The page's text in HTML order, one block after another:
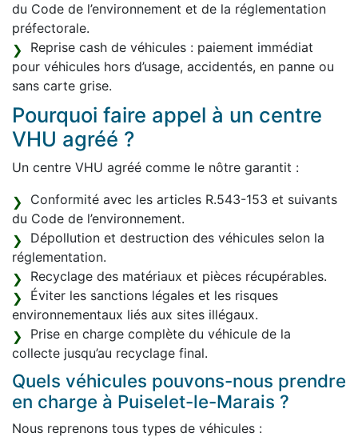
du Code de l’environnement et de la réglementation
préfectorale.
Reprise cash de véhicules : paiement immédiat
pour véhicules hors d’usage, accidentés, en panne ou
sans carte grise.
Pourquoi faire appel à un centre
VHU agréé ?
Un centre VHU agréé comme le nôtre garantit :
Conformité avec les articles R.543-153 et suivants
du Code de l’environnement.
Dépollution et destruction des véhicules selon la
réglementation.
Recyclage des matériaux et pièces récupérables.
Éviter les sanctions légales et les risques
environnementaux liés aux sites illégaux.
Prise en charge complète du véhicule de la
collecte jusqu’au recyclage final.
Quels véhicules pouvons-nous prendre
en charge à Puiselet-le-Marais ?
Nous reprenons tous types de véhicules :